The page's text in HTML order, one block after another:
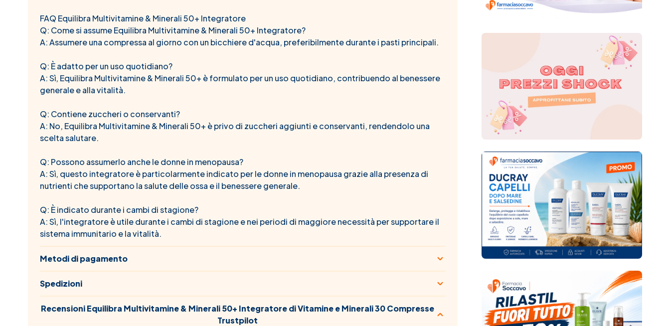
FAQ Equilibra Multivitamine & Minerali 50+ Integratore
Q: Come si assume Equilibra Multivitamine & Minerali 50+ Integratore?
A: Assumere una compressa al giorno con un bicchiere d'acqua, preferibilmente durante i pasti principali.
Q: È adatto per un uso quotidiano?
A: Sì, Equilibra Multivitamine & Minerali 50+ è formulato per un uso quotidiano, contribuendo al benessere
generale e alla vitalità.
Q: Contiene zuccheri o conservanti?
A: No, Equilibra Multivitamine & Minerali 50+ è privo di zuccheri aggiunti e conservanti, rendendolo una
scelta salutare.
Q: Possono assumerlo anche le donne in menopausa?
A: Sì, questo integratore è particolarmente indicato per le donne in menopausa grazie alla presenza di
nutrienti che supportano la salute delle ossa e il benessere generale.
Q: È indicato durante i cambi di stagione?
A: Sì, l'integratore è utile durante i cambi di stagione e nei periodi di maggiore necessità per supportare il
sistema immunitario e la vitalità.
Metodi di pagamento
Spedizioni
Recensioni Equilibra Multivitamine & Minerali 50+ Integratore di Vitamine e Minerali 30 Compresse
Trustpilot